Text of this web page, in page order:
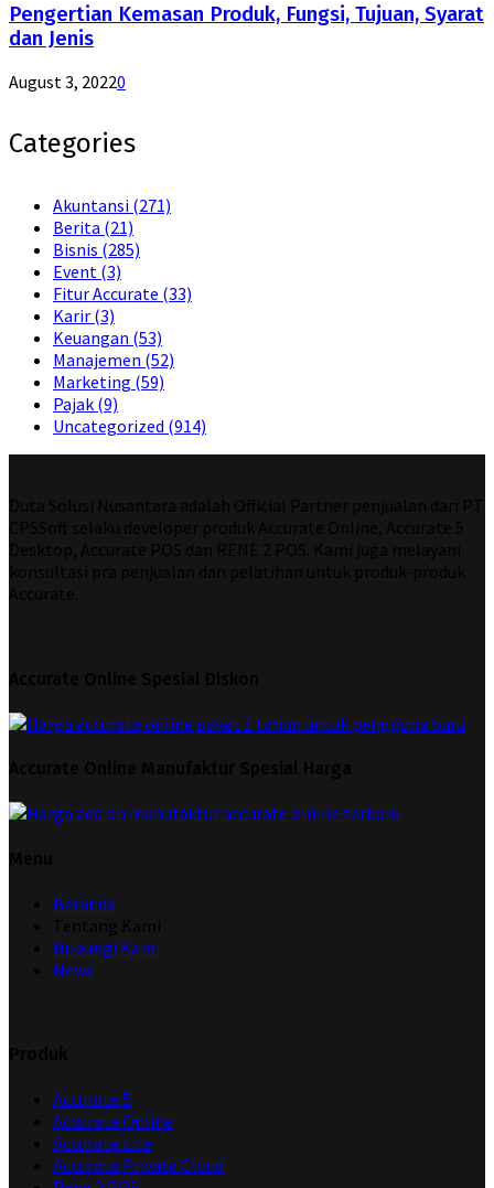
Pengertian Kemasan Produk, Fungsi, Tujuan, Syarat
dan Jenis
August 3, 20220
Categories
Akuntansi (271)
Berita (21)
Bisnis (285)
Event (3)
Fitur Accurate (33)
Karir (3)
Keuangan (53)
Manajemen (52)
Marketing (59)
Pajak (9)
Uncategorized (914)
Beranda
Hubungi Kami
News
Accurate 5
Accurate Online
Accurate Lite
Accurate Private Cloud